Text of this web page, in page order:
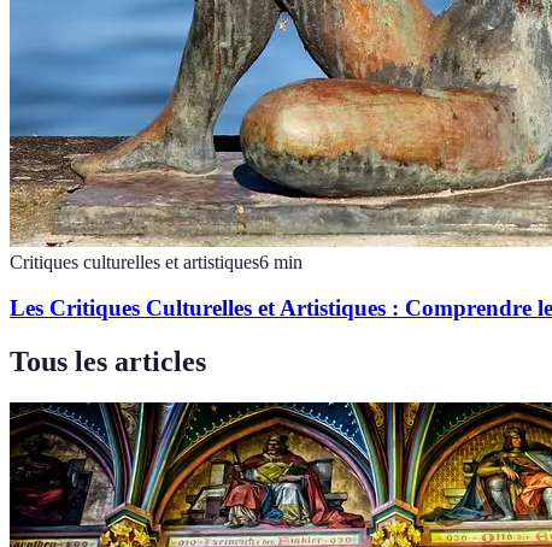
Critiques culturelles et artistiques6 min
Les Critiques Culturelles et Artistiques : Comprendre
Tous les articles